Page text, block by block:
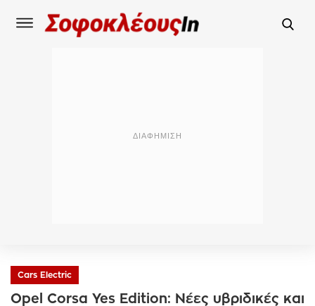
Cars Electric
Opel Corsa Yes Edition: Νέες υβριδικές και